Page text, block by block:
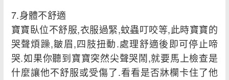
7.身體不舒適
寶寶臥位不舒服,衣服過緊,蚊蟲叮咬等,此時寶寶的
哭聲煩躁,皺眉,四肢扭動.處理舒適後即可停止啼
哭.如果你聽到寶寶突然尖聲哭鬧,就要馬上檢查是
什麼讓他不舒服或受傷了.看看是否牀欄卡住了他